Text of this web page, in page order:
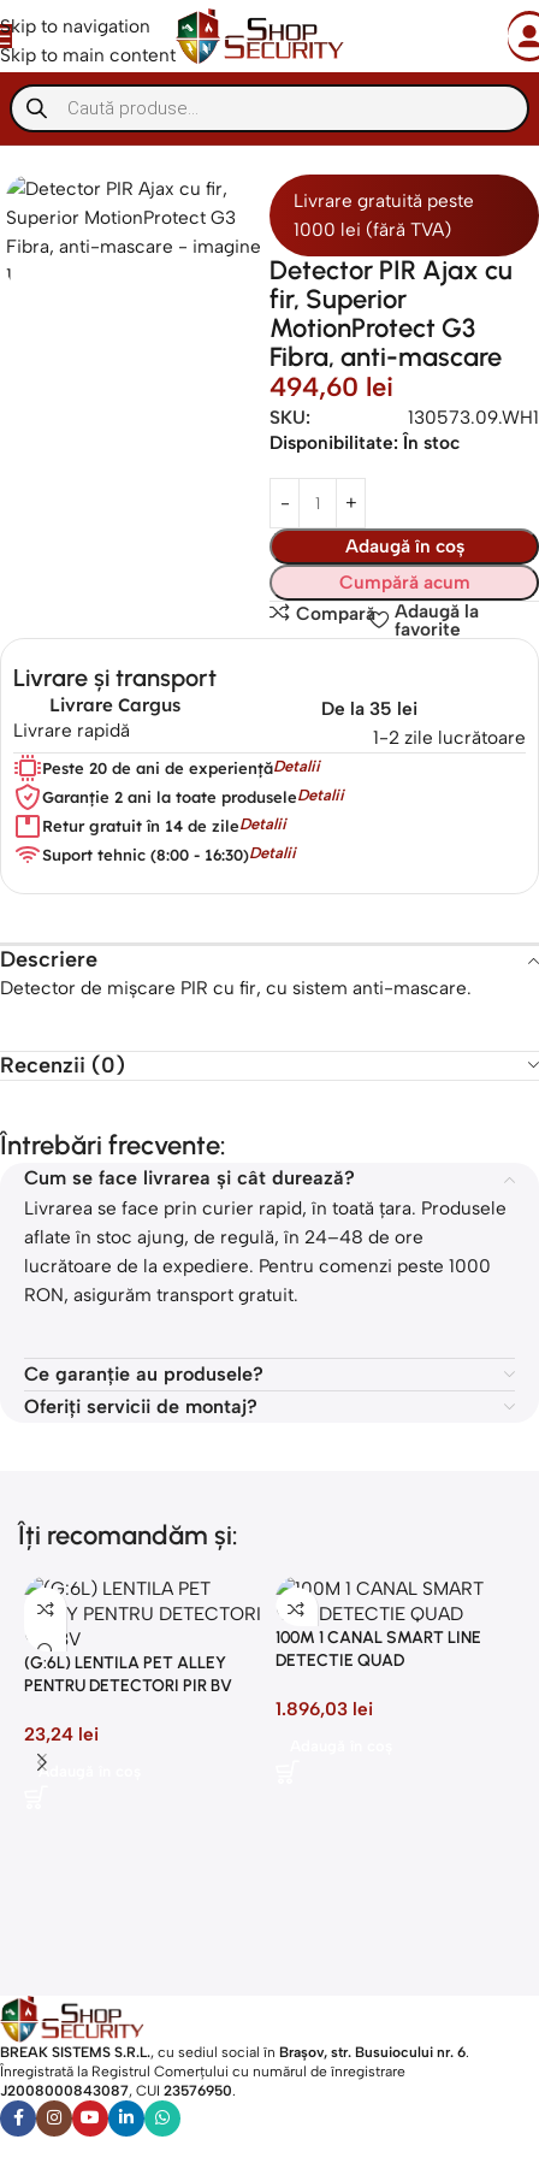
Skip to navigation
Skip to main content
Sisteme de alarma Sisteme alarma cablu Senzori cablati
Livrare gratuită peste
1000 lei (fără TVA)
Detector PIR Ajax cu
fir, Superior
MotionProtect G3
Fibra, anti-mascare
494,60 lei
SKU:
130573.09.WH1
Disponibilitate: În stoc
Adaugă în coș
Cumpără acum
Compară
Adaugă la
favorite
Livrare și transport
Livrare Cargus
Livrare rapidă
De la 35 lei
1-2 zile lucrătoare
Peste 20 de ani de experiențăDetalii
Garanție 2 ani la toate produseleDetalii
Retur gratuit în 14 de zileDetalii
Suport tehnic (8:00 - 16:30)Detalii
Descriere
Detector de mișcare PIR cu fir, cu sistem anti-mascare.
Recenzii (0)
Întrebări frecvente:
Cum se face livrarea și cât durează?
Livrarea se face prin curier rapid, în toată țara. Produsele
aflate în stoc ajung, de regulă, în 24–48 de ore
lucrătoare de la expediere. Pentru comenzi peste 1000
RON, asigurăm transport gratuit.
Ce garanție au produsele?
Oferiți servicii de montaj?
Îți recomandăm și:
(G:6L) LENTILA PET ALLEY
PENTRU DETECTORI PIR BV
23,24 lei
Adaugă în coș
100M 1 CANAL SMART LINE
DETECTIE QUAD
1.896,03 lei
BREAK SISTEMS S.R.L., cu sediul social în Brașov, str. Busuiocului nr. 6.
Înregistrată la Registrul Comerțului cu numărul de înregistrare
J2008000843087, CUI 23576950.​